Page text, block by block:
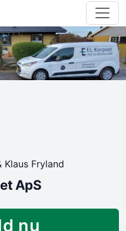
Klaus Fryland
ApS
nu